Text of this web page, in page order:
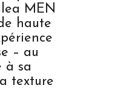
MEN
haute
– au
à sa
texture